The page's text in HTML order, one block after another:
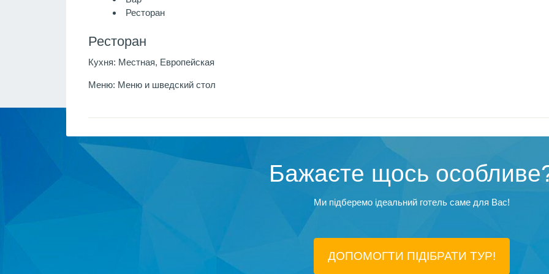
Ресторан
Ресторан
Кухня: Местная, Европейская
Меню: Меню и шведский стол
Бажаєте щось
Ми підберемо ідеальний готель саме для Вас!
ДОПОМОГТИ ПІДIБРАТИ ТУР!